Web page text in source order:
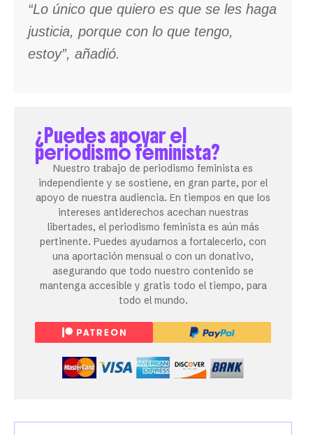
“Lo único que quiero es que se les haga
justicia, porque con lo que tengo,
estoy”, añadió.
¿Puedes apoyar el
periodismo feminista?
Nuestro trabajo de periodismo feminista es
independiente y se sostiene, en gran parte, por el
apoyo de nuestra audiencia. En tiempos en que los
intereses antiderechos acechan nuestras
libertades, el periodismo feminista es aún más
pertinente. Puedes ayudarnos a fortalecerlo, con
una aportación mensual o con un donativo,
asegurando que todo nuestro contenido se
mantenga accesible y gratis todo el tiempo, para
todo el mundo.